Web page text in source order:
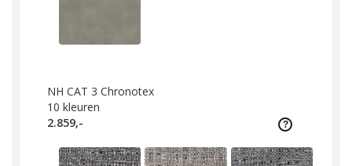
NH CAT 3 Chronotex
10 kleuren
2.859,-